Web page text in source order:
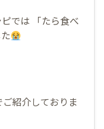
では 「たら食べ
紹介しておりま